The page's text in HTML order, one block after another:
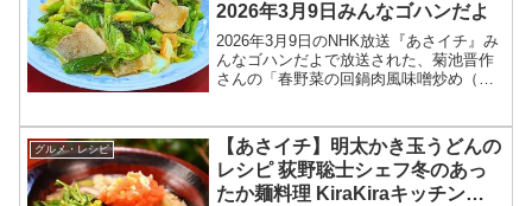
2026年3月9日みんなゴハンだよ
2026年3月9日のNHK放送『あさイチ』み
んなゴハンだよで放送された、菊池晋作
さんの「春野菜の回鍋肉風味噌炒め（春
なゴハンだよは、料理研究家の菊池晋作
さんが登場！豆...
グルメ・レシピ
【あさイチ】明太かき玉うどんの
レシピ 荻野聡士シェフ冬のあっ
たか麺料理 KiraKiraキッチン